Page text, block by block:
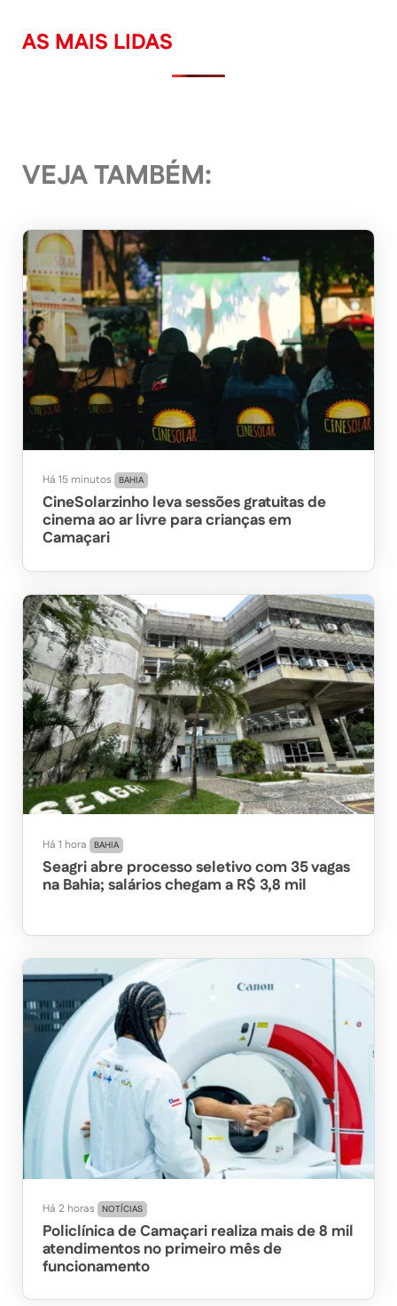
AS MAIS LIDAS
VEJA TAMBÉM:
Há 15 minutos BAHIA
CineSolarzinho leva sessões gratuitas de
cinema ao ar livre para crianças em
Camaçari
Há 1 hora BAHIA
Seagri abre processo seletivo com 35 vagas
na Bahia; salários chegam a R$ 3,8 mil
Há 2 horas NOTÍCIAS
Policlínica de Camaçari realiza mais de 8 mil
atendimentos no primeiro mês de
funcionamento